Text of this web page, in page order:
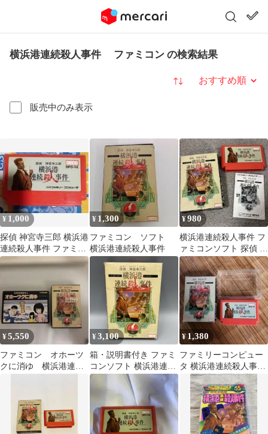
横浜港連続殺人事件 ファミコン の検索結果
販売中のみ表示
並び替え
¥ 1,000
探偵 神宮寺三郎 横浜港
連続殺人事件 ファミコ
ン ソフト
¥ 1,300
ファミコン ソフト
横浜港連続殺人事件
¥980
横浜港連続殺人事件 フ
ァミコンソフト 探偵 神
宮寺三郎 動作未確認 ジ
ャンク品
¥5,550
ファミコン オホーツ
クに消ゆ 横浜港連続
¥3,100
箱・説明書付き ファミ
コンソフト 横浜港連続
殺人事件 データイース
ト
¥ 1,380
ファミリーコンピュー
タ 横浜港連続殺人事件
ケース有り